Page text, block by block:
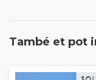
També et pot